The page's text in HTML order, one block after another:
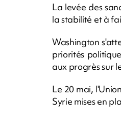
La levée des
la stabilité et à
Washington
priorités
aux progrès sur
Le 20 mai,
Syrie mises en